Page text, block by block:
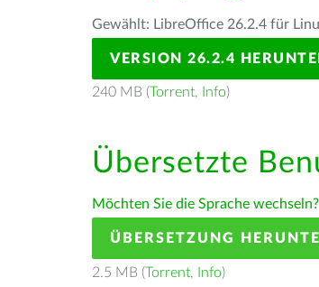
Gewählt: LibreOffice 26.2.4 für
VERSION 26.2.4
240 MB (Torrent, Info)
Übersetzte
Möchten Sie die Sprache wechseln?
ÜBERSETZUNG
2.5 MB (Torrent, Info)